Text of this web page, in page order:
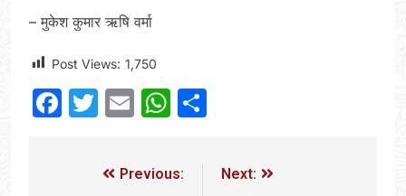
– मुकेश कुमार ऋषि वर्मा
Post Views: 1,750
Facebook
Twitter
EmailWhatsApp
Previous:
Next: